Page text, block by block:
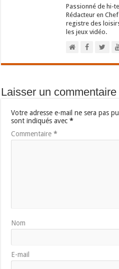
Passionné de hi-
Rédacteur en
registre des
les jeux vidéo.
Laisser un commentaire
Votre adresse e-mail ne sera pas
sont indiqués avec*
Commentaire*
Nom
E-mail